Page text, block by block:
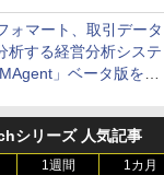
ォマート、取引データ
析する経営分析システ
」ベータ版を提
シリーズ 人気記事
1週間 1カ月